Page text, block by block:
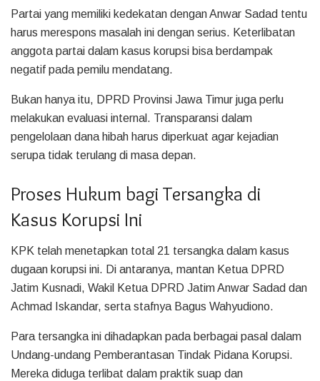
Partai yang memiliki kedekatan dengan Anwar Sadad tentu
harus merespons masalah ini dengan serius. Keterlibatan
anggota partai dalam kasus korupsi bisa berdampak
negatif pada pemilu mendatang.
Bukan hanya itu, DPRD Provinsi Jawa Timur juga perlu
melakukan evaluasi internal. Transparansi dalam
pengelolaan dana hibah harus diperkuat agar kejadian
serupa tidak terulang di masa depan.
Proses Hukum bagi Tersangka di
Kasus Korupsi Ini
KPK telah menetapkan total 21 tersangka dalam kasus
dugaan korupsi ini. Di antaranya, mantan Ketua DPRD
Jatim Kusnadi, Wakil Ketua DPRD Jatim Anwar Sadad dan
Achmad Iskandar, serta stafnya Bagus Wahyudiono.
Para tersangka ini dihadapkan pada berbagai pasal dalam
Undang-undang Pemberantasan Tindak Pidana Korupsi.
Mereka diduga terlibat dalam praktik suap dan